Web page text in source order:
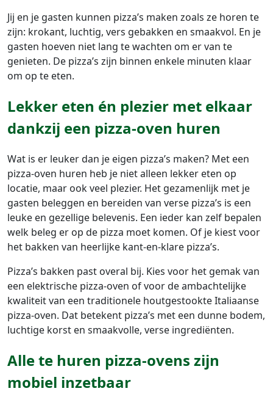
Jij en je gasten kunnen pizza’s maken zoals ze horen te
zijn: krokant, luchtig, vers gebakken en smaakvol. En je
gasten hoeven niet lang te wachten om er van te
genieten. De pizza’s zijn binnen enkele minuten klaar
om op te eten.
Lekker eten én plezier met elkaar
dankzij een pizza-oven huren
Wat is er leuker dan je eigen pizza’s maken? Met een
pizza-oven huren heb je niet alleen lekker eten op
locatie, maar ook veel plezier. Het gezamenlijk met je
gasten beleggen en bereiden van verse pizza’s is een
leuke en gezellige belevenis. Een ieder kan zelf bepalen
welk beleg er op de pizza moet komen. Of je kiest voor
het bakken van heerlijke kant-en-klare pizza’s.
Pizza’s bakken past overal bij. Kies voor het gemak van
een elektrische pizza-oven of voor de ambachtelijke
kwaliteit van een traditionele houtgestookte Italiaanse
pizza-oven. Dat betekent pizza’s met een dunne bodem,
luchtige korst en smaakvolle, verse ingrediënten.
Alle te huren pizza-ovens zijn
mobiel inzetbaar